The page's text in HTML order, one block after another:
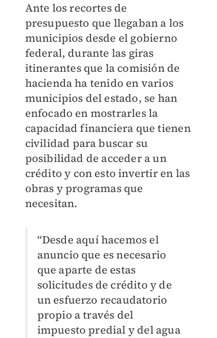
Ante los recortes de
presupuesto que llegaban a los
municipios desde el gobierno
federal, durante las giras
itinerantes que la comisión de
hacienda ha tenido en varios
municipios del estado, se han
enfocado en mostrarles la
capacidad financiera que tienen
civilidad para buscar su
posibilidad de acceder a un
crédito y con esto invertir en las
obras y programas que
necesitan.
“Desde aquí hacemos el
anuncio que es necesario
que aparte de estas
solicitudes de crédito y de
un esfuerzo recaudatorio
propio a través del
impuesto predial y del agua